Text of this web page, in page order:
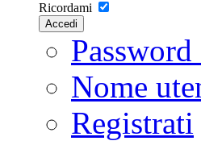
Ricordami
Accedi
Nome
Registrati